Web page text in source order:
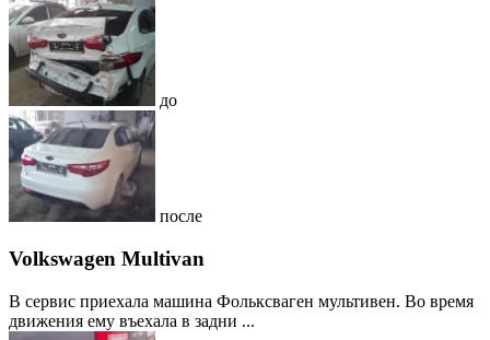
до
после
Volkswagen Multivan
В сервис приехала машина Фольксваген мультивен. Во время
движения ему въехала в задни ...